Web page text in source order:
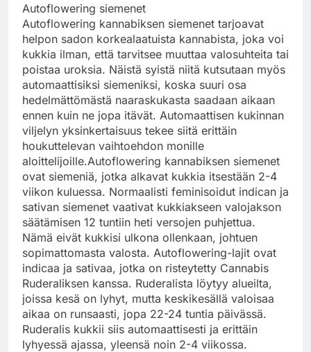
Autoflowering siemenet
Autoflowering kannabiksen siemenet tarjoavat
helpon sadon korkealaatuista kannabista, joka voi
kukkia ilman, että tarvitsee muuttaa valosuhteita tai
poistaa uroksia. Näistä syistä niitä kutsutaan myös
automaattisiksi siemeniksi, koska suuri osa
hedelmättömästä naaraskukasta saadaan aikaan
ennen kuin ne jopa itävät. Automaattisen kukinnan
viljelyn yksinkertaisuus tekee siitä erittäin
houkuttelevan vaihtoehdon monille
aloittelijoille.Autoflowering kannabiksen siemenet
ovat siemeniä, jotka alkavat kukkia itsestään 2-4
viikon kuluessa. Normaalisti feminisoidut indican ja
sativan siemenet vaativat kukkiakseen valojakson
säätämisen 12 tuntiin heti versojen puhjettua.
Nämä eivät kukkisi ulkona ollenkaan, johtuen
sopimattomasta valosta. Autoflowering-lajit ovat
indicaa ja sativaa, jotka on risteytetty Cannabis
Ruderaliksen kanssa. Ruderalista löytyy alueilta,
joissa kesä on lyhyt, mutta keskikesällä valoisaa
aikaa on runsaasti, jopa 22-24 tuntia päivässä.
Ruderalis kukkii siis automaattisesti ja erittäin
lyhyessä ajassa, yleensä noin 2-4 viikossa.